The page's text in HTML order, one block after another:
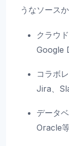
うなソース
クラウ
Google
コラボ
Jira、
データ
Oracle等